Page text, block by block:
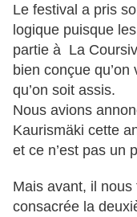
Le festival a pris
logique puisque
partie à La
bien conçue qu’on
qu’on soit assis.
Nous avions
Kaurismäki cette
et ce n’est pas un
Mais avant, il
consacrée la